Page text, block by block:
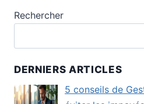
Rechercher
DERNIERS ARTICLES
5 conseils de